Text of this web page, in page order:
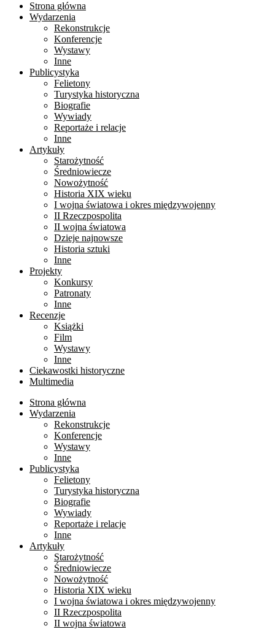
Strona główna
Wydarzenia
Rekonstrukcje
Konferencje
Wystawy
Inne
Publicystyka
Felietony
Turystyka historyczna
Biografie
Wywiady
Reportaże i relacje
Inne
Artykuły
Starożytność
Średniowiecze
Nowożytność
Historia XIX wieku
I wojna światowa i okres międzywojenny
II Rzeczpospolita
II wojna światowa
Dzieje najnowsze
Historia sztuki
Inne
Projekty
Konkursy
Patronaty
Inne
Recenzje
Książki
Film
Wystawy
Inne
Ciekawostki historyczne
Multimedia
Strona główna
Wydarzenia
Rekonstrukcje
Konferencje
Wystawy
Inne
Publicystyka
Felietony
Turystyka historyczna
Biografie
Wywiady
Reportaże i relacje
Inne
Artykuły
Starożytność
Średniowiecze
Nowożytność
Historia XIX wieku
I wojna światowa i okres międzywojenny
II Rzeczpospolita
II wojna światowa